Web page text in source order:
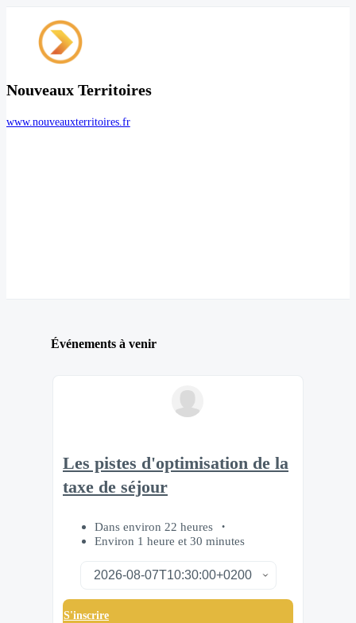
Nouveaux Territoires
www.nouveauxterritoires.fr
Événements à venir
Les pistes d'optimisation de la
taxe de séjour
Dans environ 22 heures
Environ 1 heure et 30 minutes
S'inscrire